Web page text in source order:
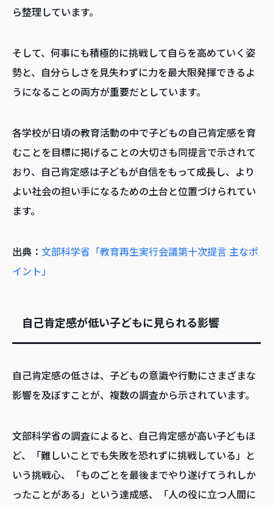
ら整理しています。
そして、何事にも積極的に挑戦して自らを高めていく姿
勢と、自分らしさを見失わずに力を最大限発揮できるよ
うになることの両方が重要だとしています。
各学校が日頃の教育活動の中で子どもの自己肯定感を育
むことを目標に掲げることの大切さも同提言で示されて
おり、自己肯定感は子どもが自信をもって成長し、より
よい社会の担い手になるための土台と位置づけられてい
ます。
出典： 文部科学省「教育再生実行会議第十次提言 主なポ
イント」
自己肯定感が低い子どもに見られる影響
自己肯定感の低さは、子どもの意識や行動にさまざまな
影響を及ぼすことが、複数の調査から示されています。
文部科学省の調査によると、自己肯定感が高い子どもほ
ど、「難しいことでも失敗を恐れずに挑戦している」と
いう挑戦心、「ものごとを最後までやり遂げてうれしか
ったことがある」という達成感、「人の役に立つ人間に